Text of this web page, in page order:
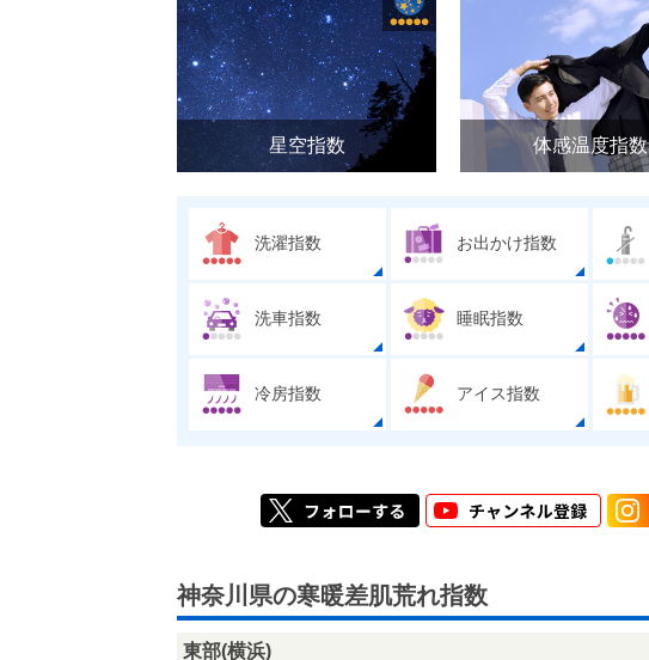
星空指数 体感温度指数
洗濯指数 お出かけ指数
洗車指数 睡眠指数
冷房指数 アイス指数
神奈川県の寒暖差肌荒れ指数
東部(横浜)